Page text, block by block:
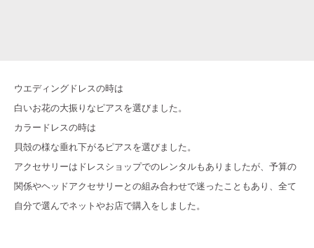
ウエディングドレスの時は
白いお花の大振りなピアスを選びました。
カラードレスの時は
貝殻の様な垂れ下がるピアスを選びました。
アクセサリーはドレスショップでのレンタルもありましたが、予算の
関係やヘッドアクセサリーとの組み合わせで迷ったこともあり、全て
自分で選んでネットやお店で購入をしました。